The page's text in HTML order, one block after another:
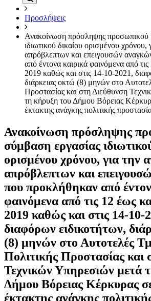
Προσλήψεις
Ανακοίνωση πρόσληψης προσωπικού
ιδιωτικού δικαίου ορισμένου χρόνου,
απρόβλεπτων και επειγουσών
από έντονα καιρικά φαινόμενα από
2019 καθώς και στις 14-10-2021,
διάρκειας οκτώ (8) μηνών στο
Προστασίας και στη Διεύθυνση
τη κήρυξη του Δήμου Βόρειας
έκτακτης ανάγκης πολιτικής
Ανακοίνωση πρόσληψης
σύμβαση εργασίας
ορισμένου χρόνου, για την
απρόβλεπτων και
που προκλήθηκαν από
φαινόμενα από τις 12 έως
2019 καθώς και στις 14-10-
διαφόρων ειδικοτήτων,
(8) μηνών στο Αυτοτελές
Πολιτικής Προστασίας και
Τεχνικών Υπηρεσιών μετά
Δήμου Βόρειας Κέρκυρας
έκτακτης ανάγκης